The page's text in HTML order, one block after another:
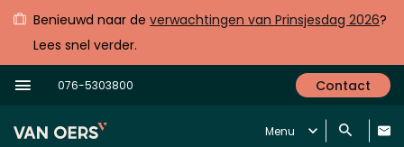
Benieuwd naar de verwachtingen van Prinsjesdag 2026?
Lees snel verder.
076-5303800 Contact
Menu